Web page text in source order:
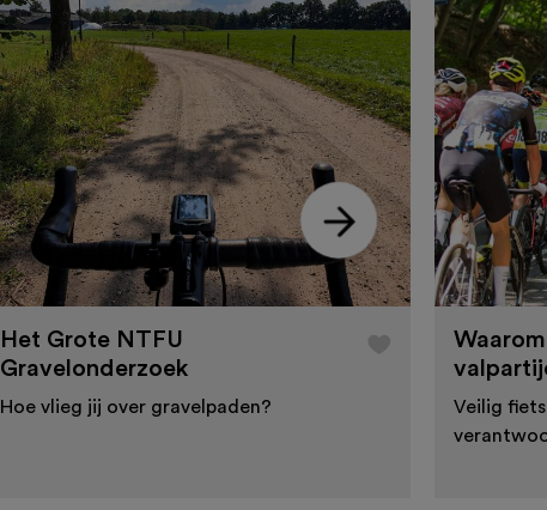
Het Grote NTFU
Gravelonderzoek
Hoe vlieg jij over gravelpaden?
Veilig